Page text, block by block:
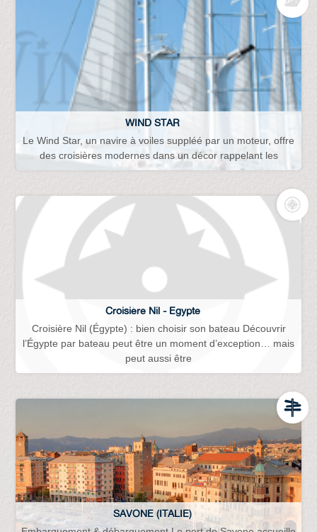
WIND STAR
Le Wind Star, un navire à voiles suppléé par un moteur, offre
des croisières modernes dans un décor rappelant les
Croisière Nil - Egypte
Croisière Nil (Égypte) : bien choisir son bateau Découvrir
l’Égypte par bateau peut être un moment d’exception… mais
peut aussi être
SAVONE (ITALIE)